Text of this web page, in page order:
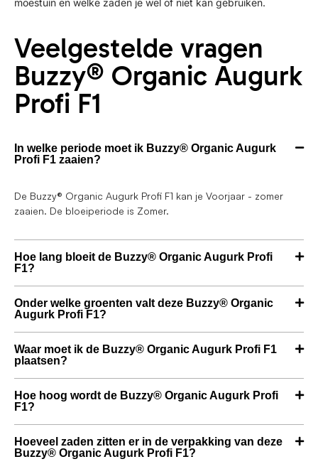
Veelgestelde vragen
Buzzy® Organic Augurk
Profi F1
In welke periode moet ik Buzzy® Organic Augurk
Profi F1 zaaien?
De Buzzy® Organic Augurk Profi F1 kan je Voorjaar - zomer
zaaien. De bloeiperiode is Zomer.
Hoe lang bloeit de Buzzy® Organic Augurk Profi
F1?
Onder welke groenten valt deze Buzzy® Organic
Augurk Profi F1?
Waar moet ik de Buzzy® Organic Augurk Profi F1
plaatsen?
Hoe hoog wordt de Buzzy® Organic Augurk Profi
F1?
Hoeveel zaden zitten er in de verpakking van deze
Buzzy® Organic Augurk Profi F1?